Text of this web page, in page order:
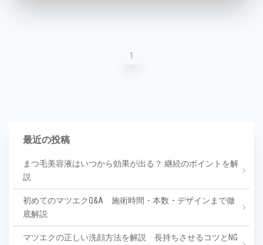
1
最近の投稿
まつ毛美容液はいつから効果が出る？ 継続のポイントを解
説
初めてのマツエクQ&A 施術時間・本数・デザインまで徹
底解説
マツエクの正しい洗顔方法を解説 長持ちさせるコツとNG